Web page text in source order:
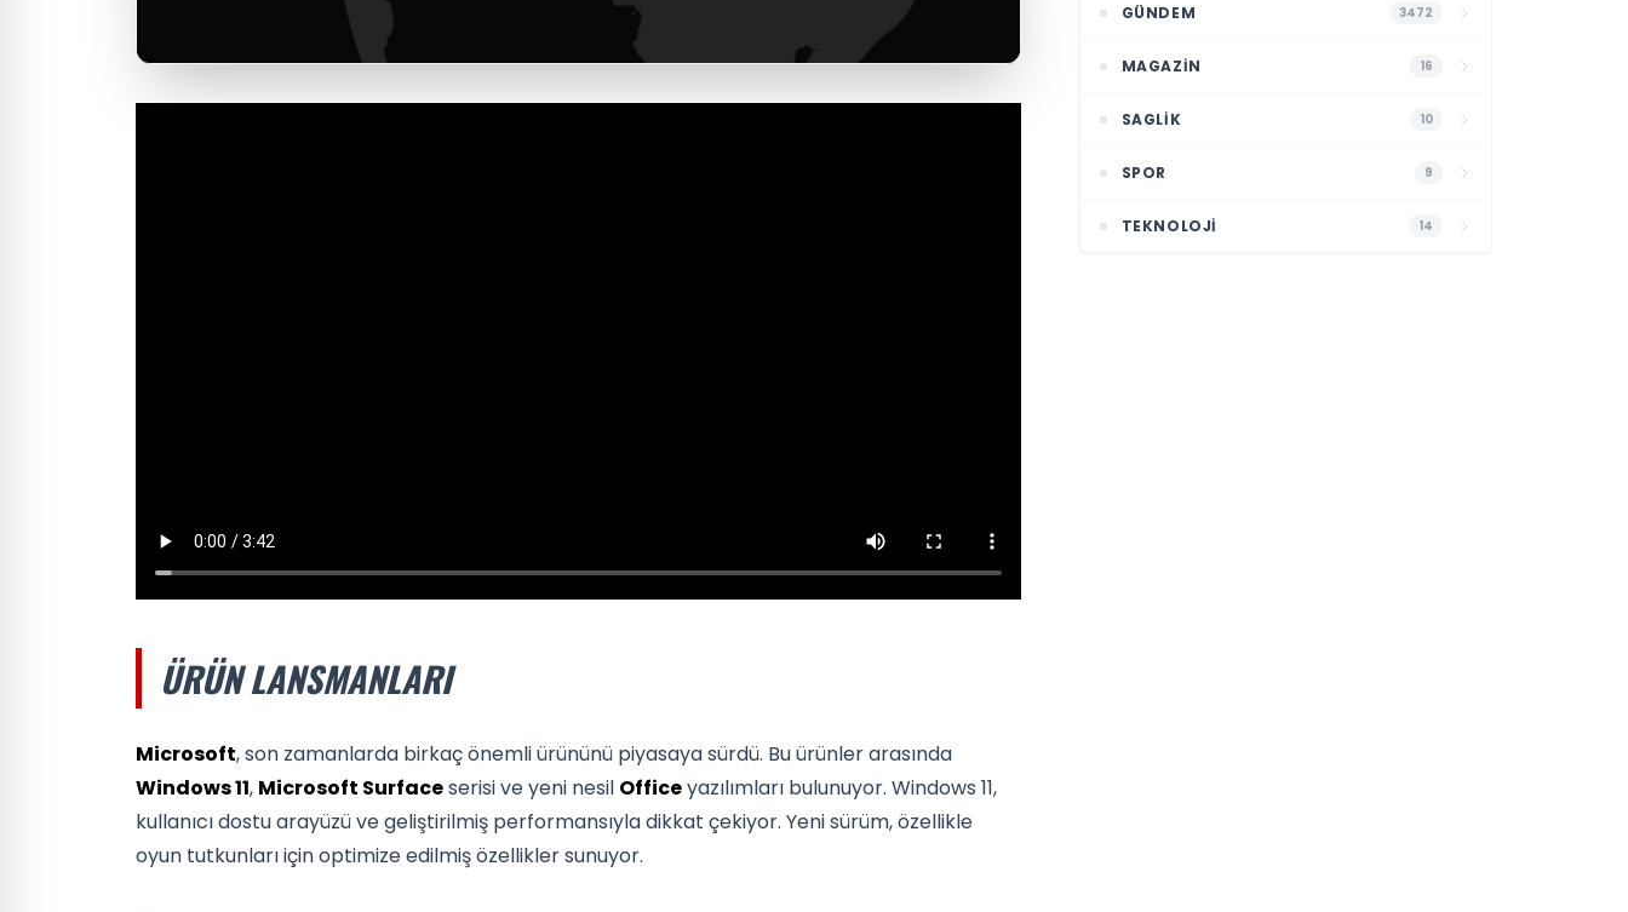
ÜRÜN LANSMANLARI
Microsoft, son zamanlarda birkaç önemli ürününü piyasaya sürdü. Bu ürünler arasında
Windows 11, Microsoft Surfaceserisi ve yeni nesil Officeyazılımları bulunuyor. Windows 11,
kullanıcı dostu arayüzü ve geliştirilmiş performansıyla dikkat çekiyor. Yeni sürüm, özellikle
oyun tutkunları için optimize edilmiş özellikler sunuyor.
GÜNDEM 3472
MAGAZIN 16
SAGLIK 10
SPOR 9
TEKNOLOJI 14